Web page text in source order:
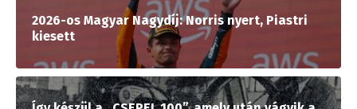
2026-os Magyar Nagydíj: Norris nyert, Piastri
kiesett